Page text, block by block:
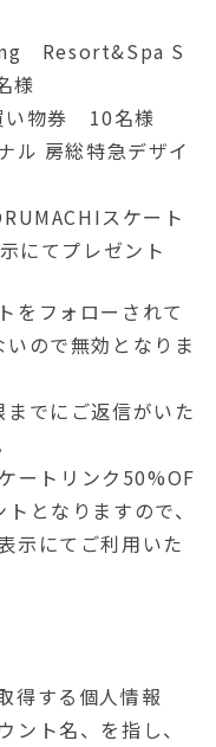
Resort&Spa S
様
い物券 10名様
ル 房総特急デザイ
スケート
にてプレゼント
をフォローされて
ので無効となりま
でにご返信がいた
ートリンク50%OF
となりますので、
示にてご利用いた
得する個人情報
ント名、を指し、